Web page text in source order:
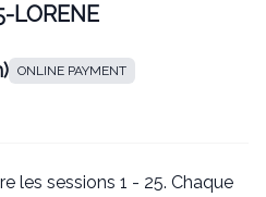
LORENE
ONLINE PAYMENT
les sessions 1 - 25. Chaque